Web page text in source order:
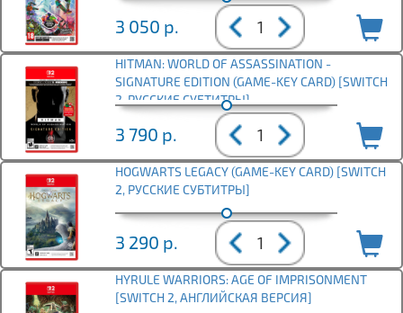
3 050 р.
HITMAN: WORLD OF ASSASSINATION -
SIGNATURE EDITION (GAME-KEY CARD) [SWITCH
2, РУССКИЕ СУБТИТРЫ]
3 790 р.
HOGWARTS LEGACY (GAME-KEY CARD) [SWITCH
2, РУССКИЕ СУБТИТРЫ]
3 290 р.
HYRULE WARRIORS: AGE OF IMPRISONMENT
[SWITCH 2, АНГЛИЙСКАЯ ВЕРСИЯ]